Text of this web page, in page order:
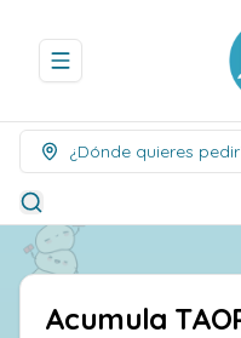
Abrir menu de
¿Dónde quieres
Acumula